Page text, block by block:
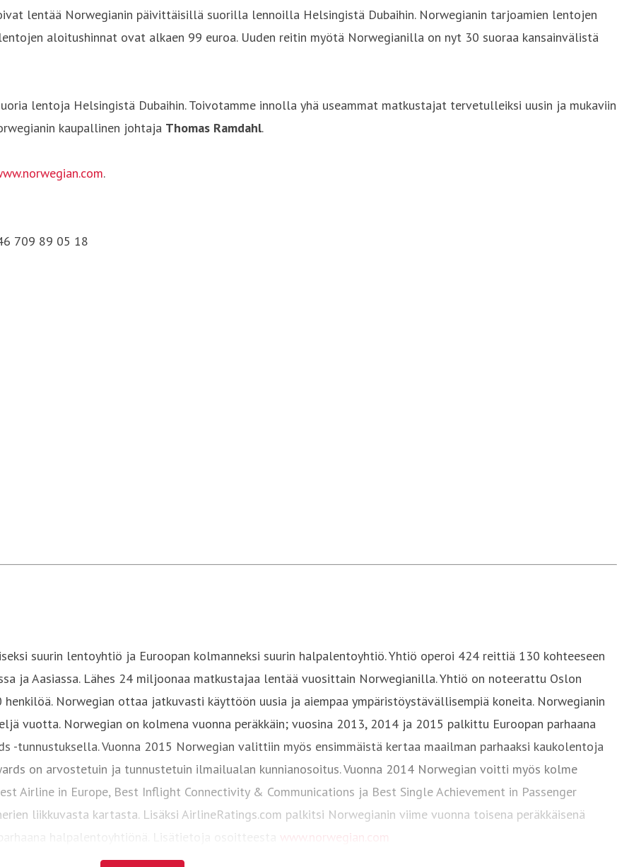
lentää Norwegianin päivittäisillä suorilla lennoilla Helsingistä Dubaihin. Norwegianin tarjoamien lentojen
aloitushinnat ovat alkaen 99 euroa. Uuden reitin myötä Norwegianilla on nyt 30 suoraa kansainvälistä
lentoja Helsingistä Dubaihin. Toivotamme innolla yhä useammat matkustajat tervetulleiksi uusin ja mukaviin
kaupallinen johtaja Thomas Ramdahl.
.
709 89 05 18
suurin lentoyhtiö ja Euroopan kolmanneksi suurin halpalentoyhtiö. Yhtiö operoi 424 reittiä 130 kohteeseen
ja Aasiassa. Lähes 24 miljoonaa matkustajaa lentää vuosittain Norwegianilla. Yhtiö on noteerattu Oslon
Norwegian ottaa jatkuvasti käyttöön uusia ja aiempaa ympäristöystävällisempiä koneita. Norwegianin
vuotta. Norwegian on kolmena vuonna peräkkäin; vuosina 2013, 2014 ja 2015 palkittu Euroopan parhaana
-tunnustuksella. Vuonna 2015 Norwegian valittiin myös ensimmäistä kertaa maailman parhaaksi kaukolentoja
on arvostetuin ja tunnustetuin ilmailualan kunnianosoitus. Vuonna 2014 Norwegian voitti myös kolme
Airline in Europe, Best Inflight Connectivity & Communications ja Best Single Achievement in Passenger
liikkuvasta kartasta. Lisäksi AirlineRatings.com palkitsi Norwegianin viime vuonna toisena peräkkäisenä
halpalentoyhtiönä. Lisätietoja osoitteesta www.norwegian.com